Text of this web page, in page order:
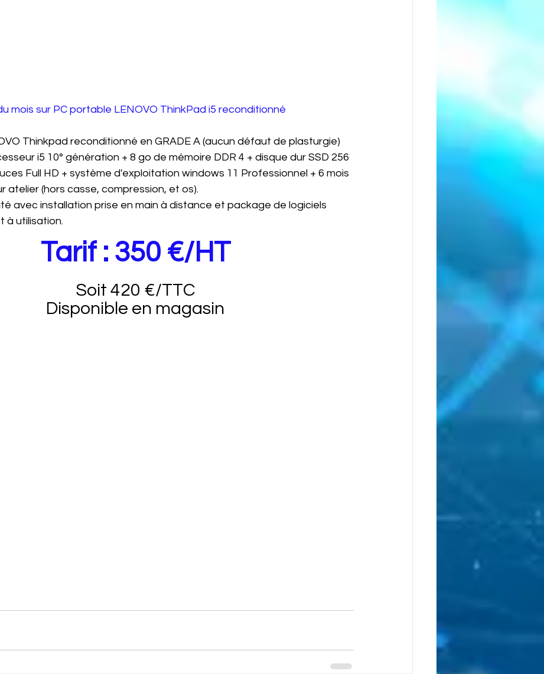
mois sur PC portable LENOVO ThinkPad i5 reconditionné
Thinkpad reconditionné en GRADE A (aucun défaut de plasturgie)
i5 10° génération + 8 go de mémoire DDR 4 + disque dur SSD 256
Full HD + système d'exploitation windows 11 Professionnel + 6 mois
atelier (hors casse, compression, et os).
avec installation prise en main à distance et package de logiciels
à utilisation.
Tarif : 350 €/HT
Soit 420 €/TTC
Disponible en magasin